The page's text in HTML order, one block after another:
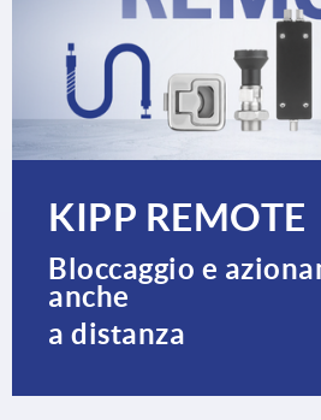
KIPP REMOTE
Bloccaggio e
anche
a distanza